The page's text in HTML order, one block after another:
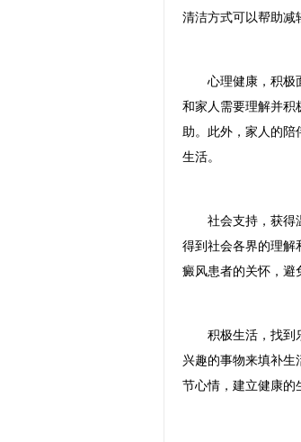
清洁方式可以帮助减
心理健康，积极面
和家人需要理解并积
助。此外，家人的陪
生活。
社会支持，获得温
得到社会各界的理解
癜风患者的关怀，避
积极生活，找到乐
兴趣的事物来填补生
节心情，建立健康的